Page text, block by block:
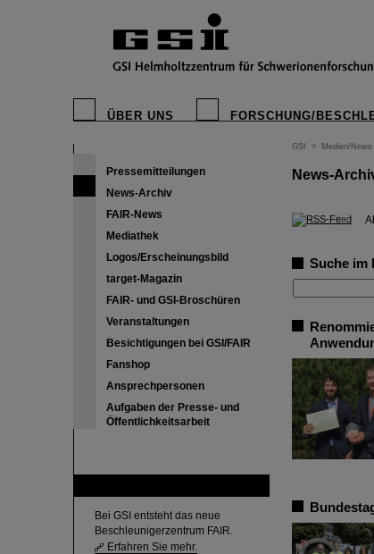
ÜBER UNS FORSCHUNG/
Pressemitteilungen
News-Archiv
FAIR-News
Mediathek
Logos/Erscheinungsbild
target-Magazin
FAIR- und GSI-Broschüren
Veranstaltungen
Besichtigungen bei GSI/FAIR
Fanshop
Ansprechpersonen
Aufgaben der Presse- und
Öffentlichkeitsarbeit
Bei GSI entsteht das neue
Beschleunigerzentrum FAIR.
Erfahren Sie mehr.
GSI > Medien/News
News-
©
Suche im